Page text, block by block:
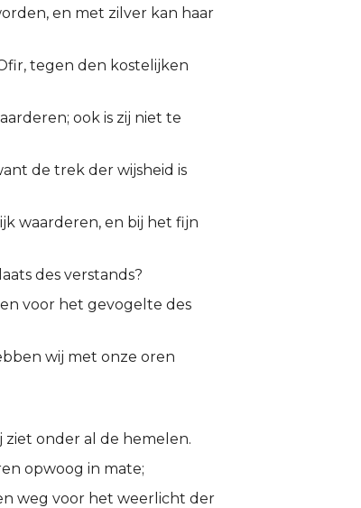
en met zilver kan haar
tegen den kostelijken
ook is zij niet te
de trek der wijsheid is
waarderen, en bij het fijn
des verstands?
voor het gevogelte des
wij met onze oren
ziet onder al de hemelen.
opwoog in mate;
weg voor het weerlicht der